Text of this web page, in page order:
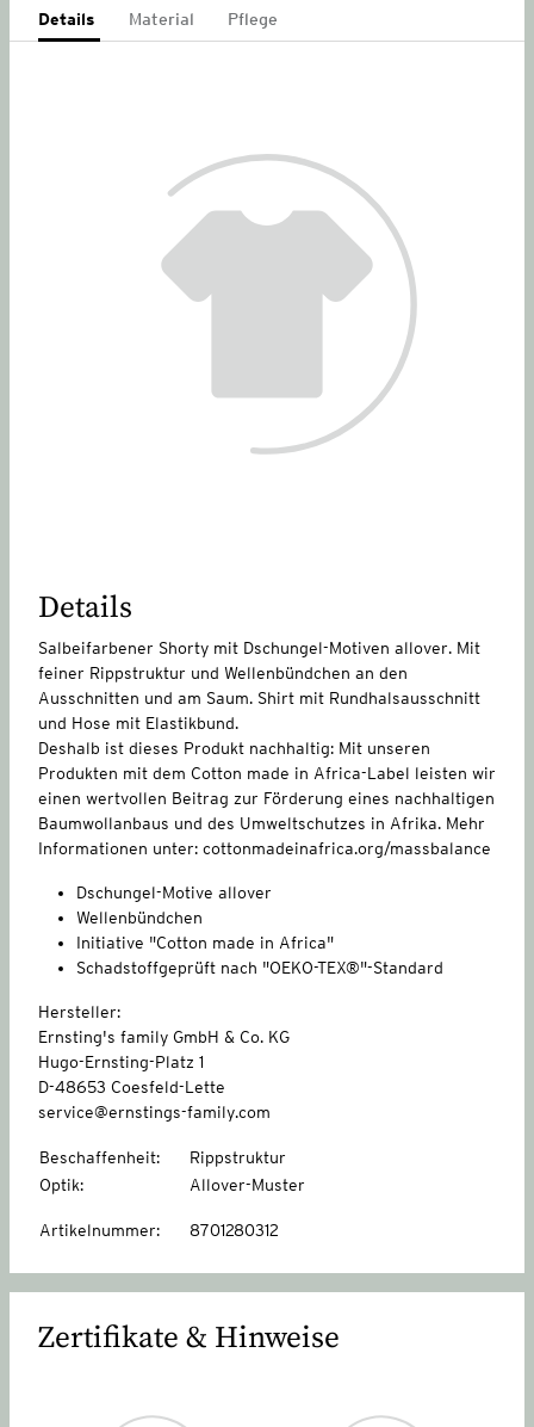
Details Material Pflege
Details
Salbeifarbener Shorty mit Dschungel-Motiven allover. Mit
feiner Rippstruktur und Wellenbündchen an den
Ausschnitten und am Saum. Shirt mit Rundhalsausschnitt
und Hose mit Elastikbund.
Deshalb ist dieses Produkt nachhaltig: Mit unseren
Produkten mit dem Cotton made in Africa-Label leisten wir
einen wertvollen Beitrag zur Förderung eines nachhaltigen
Baumwollanbaus und des Umweltschutzes in Afrika. Mehr
Informationen unter: cottonmadeinafrica.org/massbalance
Dschungel-Motive allover
Wellenbündchen
Initiative "Cotton made in Africa"
Schadstoffgeprüft nach "OEKO-TEX®"-Standard
Hersteller:
Ernsting's family GmbH & Co. KG
Hugo-Ernsting-Platz 1
D-48653 Coesfeld-Lette
service@ernstings-family.com
Beschaffenheit:
Rippstruktur
Optik: Allover-Muster
Artikelnummer: 8701280312
Zertifikate & Hinweise